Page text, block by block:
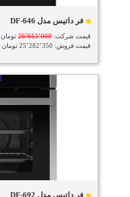
فر داتیس مدل DF-646
قیمت شرکت:26٬613٬000تومان
قیمت فروش: 25٬282٬350 تومان
فر داتیس مدل DF-692